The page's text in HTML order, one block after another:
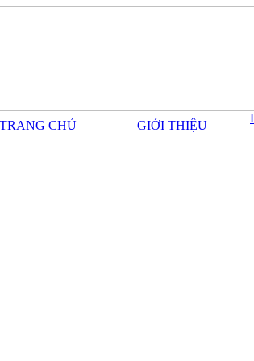
TRANG CHỦ GIỚI THIỆU